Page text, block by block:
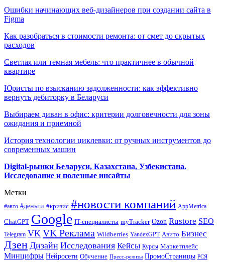
Ошибки начинающих веб-дизайнеров при создании сайта в
Figma
Как разобраться в стоимости ремонта: от смет до скрытых
расходов
Светлая или темная мебель: что практичнее в обычной
квартире
Юристы по взысканию задолженности: как эффективно
вернуть дебиторку в Беларуси
Выбираем диван в офис: критерии долговечности для зоны
ожидания и приемной
История технологии циклевки: от ручных инструментов до
современных машин
Digital-рынки Беларуси, Казахстана, Узбекистана.
Исследование и полезные инсайты
Метки
#авто #деньги #кризис #новости компаний AppMetrica
ChatGPT Google IT-специалисты myTracker Ozon Rustore SEO
Telegram VK VK Реклама Wildberries YandexGPT Авито Бизнес
Дзен Дизайн Исследования Кейсы Курсы Маркетплейс
Минцифры Нейросети Обучение Пресс-релизы ПромоСтраницы РСЯ